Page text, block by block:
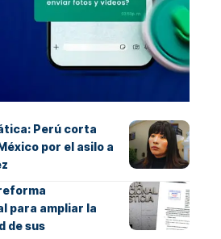
Perú corta
por el asilo a
para ampliar la
de sus